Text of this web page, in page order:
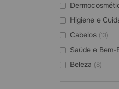
Higiene e
Cabelos (13)
Saúde e
Beleza (8)